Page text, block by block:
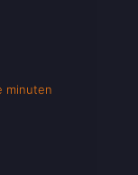
minuten